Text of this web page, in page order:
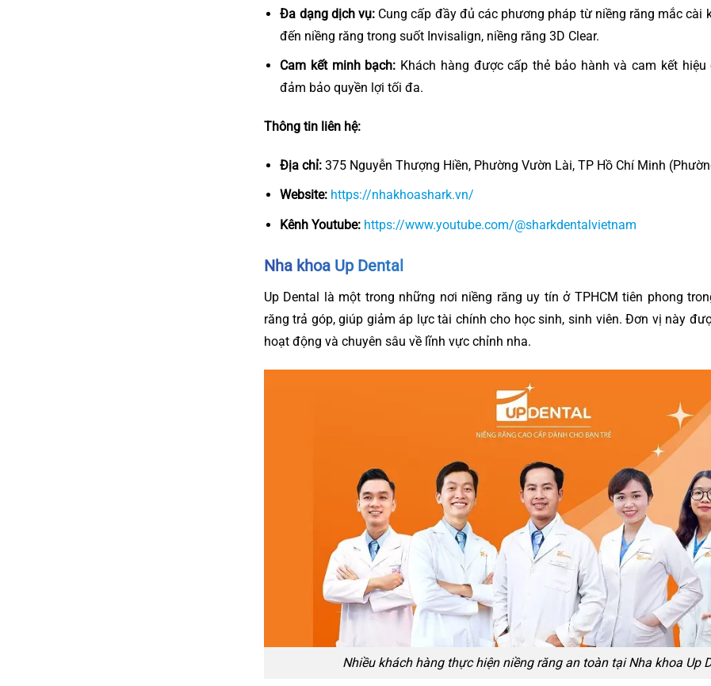
Đa dạng dịch vụ:Cung cấp đầy đủ các phương pháp từ niềng răng mắc cài
đến niềng răng trong suốt Invisalign, niềng răng 3D Clear.
Cam kết minh bạch: Khách hàng được cấp thẻ bảo hành và cam kết hiệu
đảm bảo quyền lợi tối đa.
Thông tin liên hệ:
Địa chỉ: 375 Nguyễn Thượng Hiền, Phường Vườn Lài, TP Hồ Chí Minh
Website: https://nhakhoashark.vn/
Kênh Youtube: https://www.youtube.com/@sharkdentalvietnam
Nha khoa Up Dental
Up Dental là một trong những nơi niềng răng uy tín ở TPHCM tiên phong
răng trả góp, giúp giảm áp lực tài chính cho học sinh, sinh viên. Đơn vị này
hoạt động và chuyên sâu về lĩnh vực chỉnh nha.
Nhiều khách hàng thực hiện niềng răng an toàn tại Nha khoa Up